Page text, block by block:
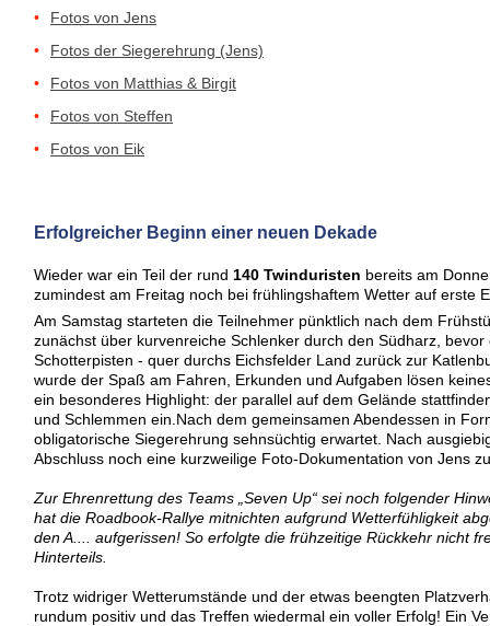
Erfolgreicher Beginn einer neuen Dekade
Wieder war ein Teil der rund 140 Twinduristen bereits am
zumindest am Freitag noch bei frühlingshaftem Wetter auf erste
Am Samstag starteten die Teilnehmer pünktlich nach dem
zunächst über kurvenreiche Schlenker durch den Südharz,
Schotterpisten - quer durchs Eichsfelder Land zurück zur
wurde der Spaß am Fahren, Erkunden und Aufgaben lösen
ein besonderes Highlight: der parallel auf dem Gelände
und Schlemmen ein.Nach dem gemeinsamen Abendessen in
obligatorische Siegerehrung sehnsüchtig erwartet. Nach
Abschluss noch eine kurzweilige Foto-Dokumentation von Jens
Zur Ehrenrettung des Teams „Seven Up“ sei noch folgender
hat die Roadbook-Rallye mitnichten aufgrund Wetterfühligkeit
den A.... aufgerissen! So erfolgte die frühzeitige Rückkehr nicht
Hinterteils.
Trotz widriger Wetterumstände und der etwas beengten
rundum positiv und das Treffen wiedermal ein voller Erfolg! Ein
•
Fotos von Jens
•
Fotos der Siegerehrung (Jens)
•
Fotos von Matthias & Birgit
•
Fotos von Steffen
•
Fotos von Eik